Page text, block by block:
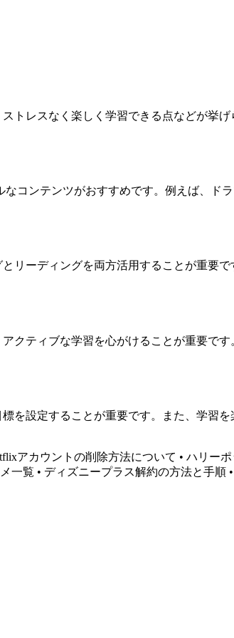
トレスなく楽しく学習できる点などが挙
コンテンツがおすすめです。例えば、ド
リーディングを両方活用することが重要
クティブな学習を心がけることが重要で
を設定することが重要です。また、学習
アカウントの削除方法について • ハリー
一覧 • ディズニープラス解約の方法と手順 •